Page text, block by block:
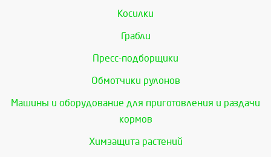
Косилки
Грабли
Пресс-подборщики
Обмотчики рулонов
Машины и оборудование для приготовления и раздачи
кормов
Химзащита растений